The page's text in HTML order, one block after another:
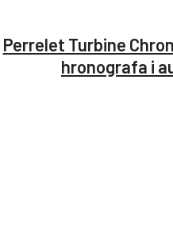
Perrelet Turbine
hronografa i